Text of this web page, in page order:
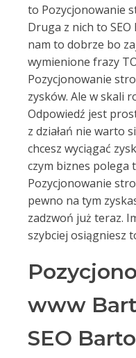
to Pozycjonowanie
Druga z nich to SEO
nam to dobrze bo
wymienione frazy
Pozycjonowanie
zysków. Ale w skali
Odpowiedź jest
z działań nie warto
chcesz wyciągać
czym biznes polega
Pozycjonowanie
pewno na tym
zadzwoń już teraz.
szybciej osiągniesz
www
SEO